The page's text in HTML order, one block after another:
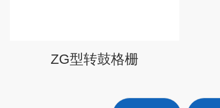
ZG型转鼓格栅